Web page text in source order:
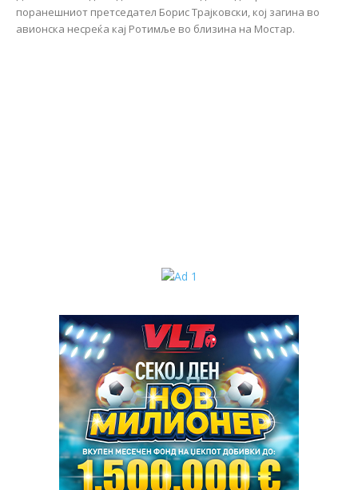
поранешниот претседател Борис Трајковски, кој загина во
авионска несреќа кај Ротимље во близина на Мостар.